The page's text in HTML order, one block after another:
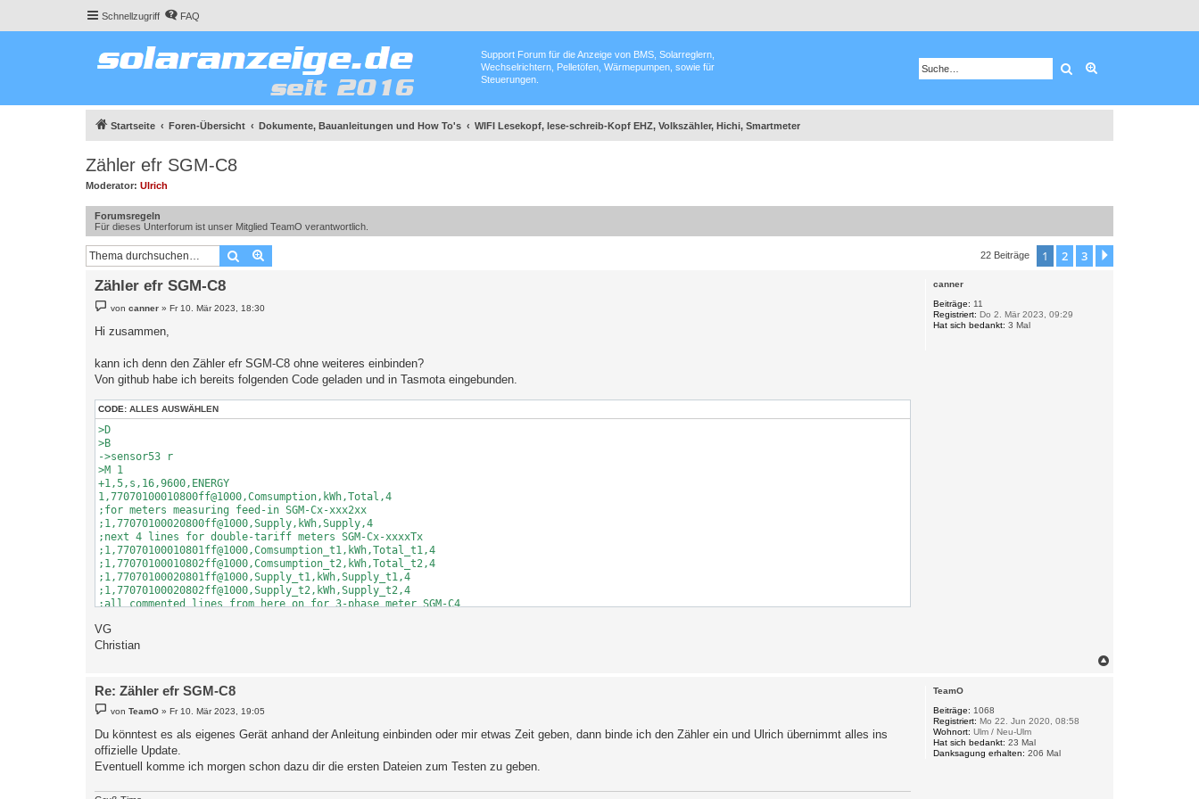
Schnellzugriff FAQ
Support Forum für die Anzeige von BMS, Solarreglern,
Wechselrichtern, Pelletöfen, Wärmepumpen, sowie für
Steuerungen.
Suche
Startseite Foren-Übersicht Dokumente, Bauanleitungen und How To's WIFI Lesekopf, lese-schreib-Kopf EHZ, Volkszähler, Hichi, Smartmeter
Zähler efr SGM-C8
Moderator: Ulrich
Forumsregeln
Für dieses Unterforum ist unser Mitglied TeamO verantwortlich.
Suche 22 Beiträge 1 2 3
canner
Beiträge: 11
Registriert: Do 2. Mär 2023, 09:29
Hat sich bedankt: 3 Mal
Zähler efr SGM-C8
e
t
g
voncanner »Fr 10. Mär 2023, 18:30
Hi zusammen,
kann ich denn den Zähler efr SGM-C8 ohne weiteres einbinden?
Von github habe ich bereits folgenden Code geladen und in Tasmota eingebunden.
CODE: ALLES AUSWÄHLEN
>D
>B
->sensor53 r
>M 1
+1,5,s,16,9600,ENERGY
1,77070100010800ff@1000,Comsumption,kWh,Total,4
;for meters measuring feed-in SGM-Cx-xxx2xx
;1,77070100020800ff@1000,Supply,kWh,Supply,4
;next 4 lines for double-tariff meters SGM-Cx-xxxxTx
;1,77070100010801ff@1000,Comsumption_t1,kWh,Total_t1,4
;1,77070100010802ff@1000,Comsumption_t2,kWh,Total_t2,4
;1,77070100020801ff@1000,Supply_t1,kWh,Supply_t1,4
;1,77070100020802ff@1000,Supply_t2,kWh,Supply_t2,4
;all commented lines from here on for 3-phase meter SGM-C4
1,77070100200700ff@1,Voltage L1,V,Voltage,1
;1,77070100340700ff@1,Voltage L2,V,Voltage_L2,1
;1,77070100330700ff@1,Current L2,A,Current_L2,2
;1,77070100470700ff@1,Current L3,A,Current_L3,2
;1,77070100510701ff@1,Phaseangle L2-L1,deg,phase_angle_L2_L1,0
1,77070100510704ff@1,Phaseangle I/U L1,deg,phase_angle_L1,1
;1,7707010051070fff@1,Phaseangle I/U L2,deg,phase_angle_L2,1
;1,7707010051071aff@1,Phaseangle I/U L3,deg,phase_angle_L3,1
;all commented lines from here on just for completeness
VG
Christian
TeamO
Beiträge: 1068
Registriert: Mo 22. Jun 2020, 08:58
Wohnort: Ulm / Neu-Ulm
Hat sich bedankt: 23 Mal
Danksagung erhalten: 206 Mal
Re: Zähler efr SGM-C8
e
t
r
g
vonTeamO »Fr 10. Mär 2023, 19:05
Du könntest es als eigenes Gerät anhand der Anleitung einbinden oder mir etwas Zeit geben, dann binde ich den Zähler ein und Ulrich übernimmt alles ins
offizielle Update.
Eventuell komme ich morgen schon dazu dir die ersten Dateien zum Testen zu geben.